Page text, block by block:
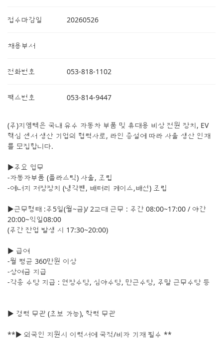
접수마감일 20260526
채용부서
전화번호 053-818-1102
팩스번호 053-814-9447
(주)지엠텍은 국내 유수 자동차 부품 및 휴대용 비상 전원 장치, EV
핵심 센서 생산 기업의 협력사로, 라인 증설에 따라 사출 생산 인재
를 모집합니다.
▶주요 업무
-자동자부품 (플라스틱) 사출, 조립
-에너지 저장장치 (냉각팬, 배터리 케이스,배선) 조립
▶근무형태 :주5일(월~금)/ 2교대 근무 : 주간 08:00~17:00 / 야간
20:00~익일08:00
(주간 잔업 발생 시 17:30~20:00)
▶ 급여
-월 평균 360만원 이상
-상여금 지급
-각종 수당 지급 : 연장수당, 심야수당, 만근수당, 주말 근무수당 등
▶ 경력 무관 (초보 가능), 학력 무관
**▶ 외국인 지원시 이력서에 국적/비자 기재 필수 **